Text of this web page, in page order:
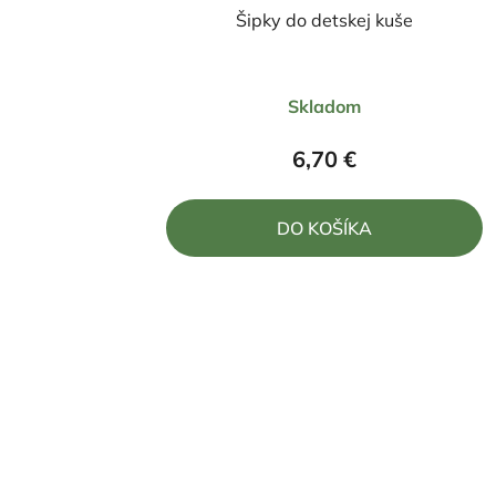
Šipky do detskej kuše
Skladom
6,70 €
DO KOŠÍKA